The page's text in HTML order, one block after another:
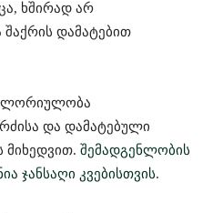
ხშირად არ
შაქრის დამატებით
და დამატებული
შემადგენლობის
ჯანსაღი კვებისთვის.